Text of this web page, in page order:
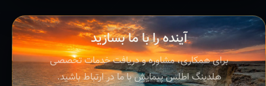
آینده را با ما بسازید
برای همکاری، مشاوره و دریافت خدمات تخصصی
هلدینگ اطلس پیمایش با ما در ارتباط باشید.